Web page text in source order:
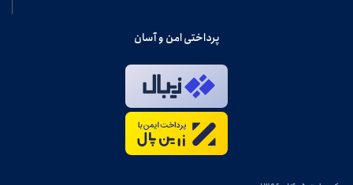
پرداختی امن و آسان